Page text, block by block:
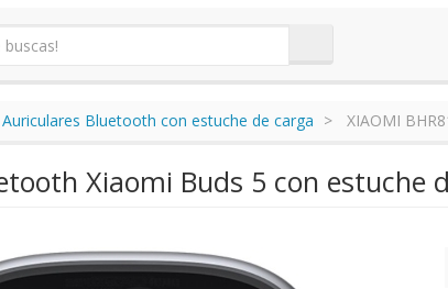
Auriculares Bluetooth con estuche de carga XIAOMI
Xiaomi Buds 5 con estuche